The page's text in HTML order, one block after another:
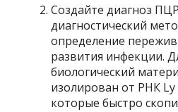
Создайте диагноз
диагностический
определение
развития инфекции.
биологический
изолирован от РНК
которые быстро